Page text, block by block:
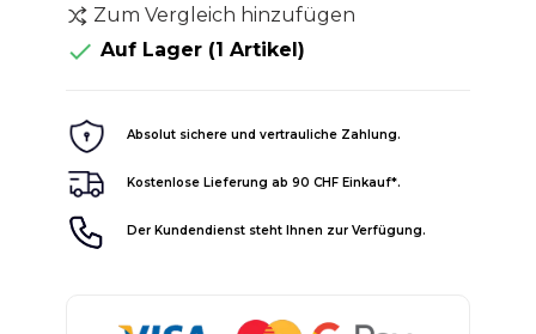
Zum Vergleich hinzufügen
 Auf Lager (1 Artikel)
Absolut sichere und vertrauliche Zahlung.
Kostenlose Lieferung ab 90 CHF Einkauf*.
Der Kundendienst steht Ihnen zur Verfügung.